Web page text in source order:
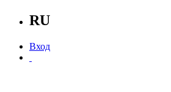
RU
Вход